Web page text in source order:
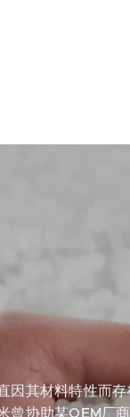
因其材料特性而
曾协助某OEM厂